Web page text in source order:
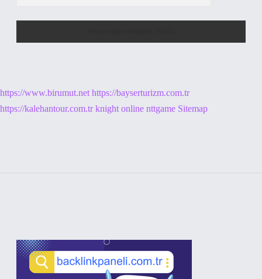
https://www.birumut.net https://bayserturizm.com.tr
https://kalehantour.com.tr knight online nttgame Sitemap